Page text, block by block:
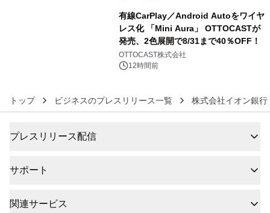
有線CarPlay／Android Autoをワイヤ
レス化 「Mini Aura」 OTTOCASTが
発売、2色展開で8/31まで40％OFF！
OTTOCAST株式会社
12時間前
トップ ビジネスのプレスリリース一覧 株式会社イオン銀行
プレスリリース配信
サポート
関連サービス